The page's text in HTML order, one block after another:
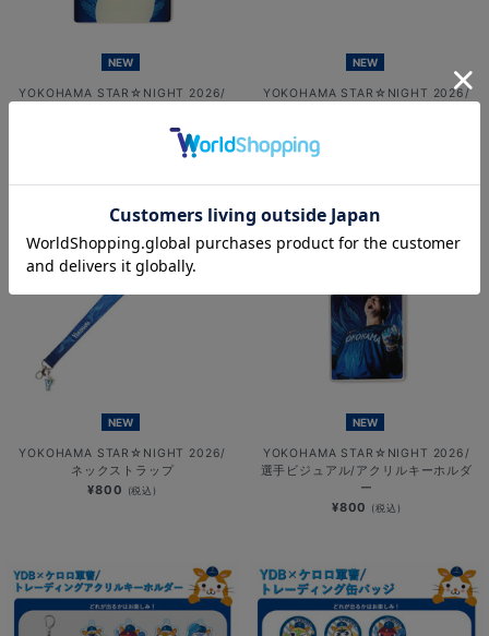
NEW
YOKOHAMA STAR☆NIGHT 2026/
NEW
YOKOHAMA STAR☆NIGHT 2026/
NEW
YOKOHAMA STAR☆NIGHT 2026/
ネックストラップ
¥800 (税込)
NEW
YOKOHAMA STAR☆NIGHT 2026/
選手ビジュアル/アクリルキーホルダ
ー
¥800 (税込)